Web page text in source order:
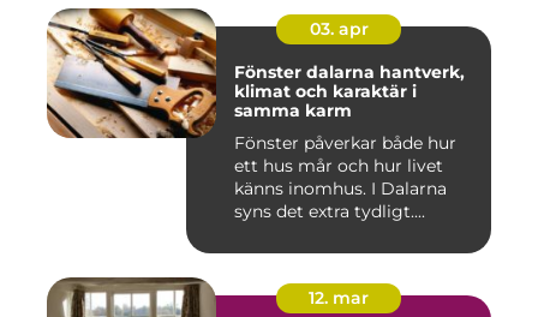
03. apr
Fönster dalarna hantverk,
klimat och karaktär i
samma karm
Fönster påverkar både hur
ett hus mår och hur livet
känns inomhus. I Dalarna
syns det extra tydligt....
12. mar